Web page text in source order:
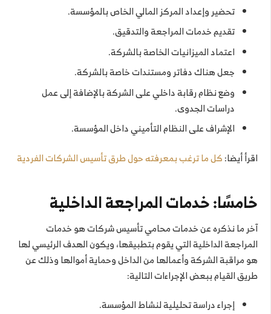
تحضير وإعداد المركز المالي الخاص بالمؤسسة.
تقديم خدمات المراجعة والتدقيق.
اعتماد الميزانيات الخاصة بالشركة.
جعل هناك دفاتر ومستندات خاصة بالشركة.
وضع نظام رقابة داخلي على الشركة بالإضافة إلى عمل
دراسات الجدوى.
الإشراف على النظام التأميني داخل المؤسسة.
اقرأ أيضا:كل ما ترغب بمعرفته حول طرق تأسيس الشركات الفردية
خامسًا: خدمات المراجعة الداخلية
آخر ما نذكره عن خدمات محامي تأسيس شركات هو خدمات
المراجعة الداخلية التي يقوم بتطبيقها، ويكون الهدف الرئيسي لها
هو مراقبة الشركة وأعمالها من الداخل وحماية أموالها وذلك عن
طريق القيام ببعض الإجراءات التالية:
إجراء دراسة تحليلية لنشاط المؤسسة.